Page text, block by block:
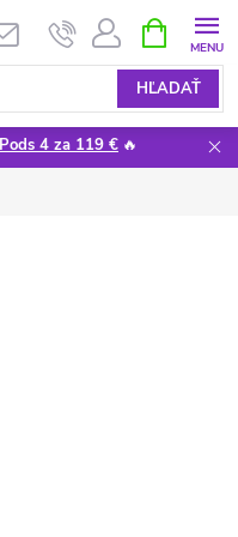
HĽADAŤ
KOŠÍK
4 za 119 € 🔥